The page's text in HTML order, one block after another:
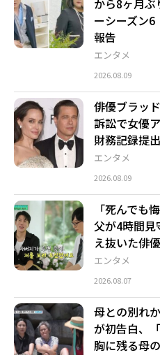
エンタメ
から8ヶ月
ーシーズン6
報告
2026.08.09
エンタメ
俳優ブラッ
訴訟で女優
財務記録提
2026.08.09
エンタメ
「死んでも
父が4時間
え抜いた俳
2026.08.07
母との別れ
が初告白、
胸に残る母